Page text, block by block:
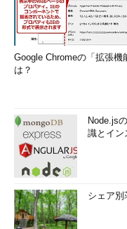
Google Chromeの「拡張機
は？
Node.js
識とイン
シェア別